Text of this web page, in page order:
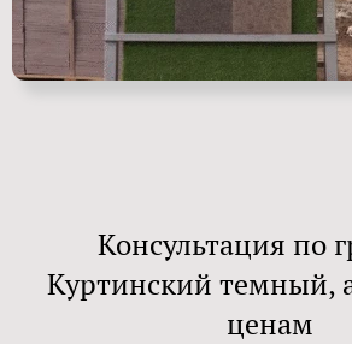
Консультация по
Куртинский темный,
ценам